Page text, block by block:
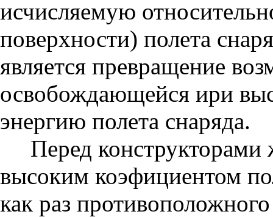
исчисляемую
поверхности) полета
является превращение
освобождающейся ири
энергию полета снаряда.
Перед конструкторами
высоким коэфициентом
как раз